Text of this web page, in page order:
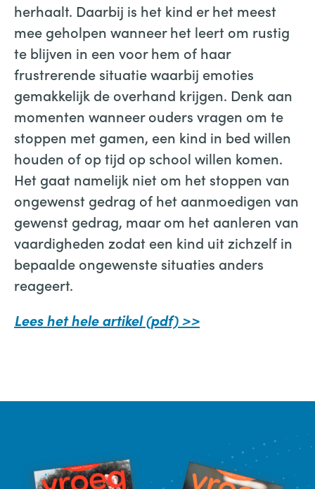
herhaalt. Daarbij is het kind er het meest
mee geholpen wanneer het leert om rustig
te blijven in een voor hem of haar
frustrerende situatie waarbij emoties
gemakkelijk de overhand krijgen. Denk aan
momenten wanneer ouders vragen om te
stoppen met gamen, een kind in bed willen
houden of op tijd op school willen komen.
Het gaat namelijk niet om het stoppen van
ongewenst gedrag of het aanmoedigen van
gewenst gedrag, maar om het aanleren van
vaardigheden zodat een kind uit zichzelf in
bepaalde ongewenste situaties anders
reageert.
Lees het hele artikel (pdf) >>